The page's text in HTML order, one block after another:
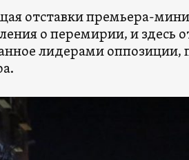
отставки премьера-
о перемирии, и здесь
лидерами оппозиции,